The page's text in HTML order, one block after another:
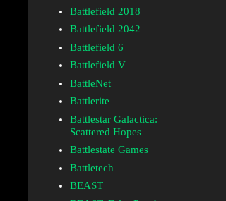
Battlefield 2018
Battlefield 2042
Battlefield 6
Battlefield V
BattleNet
Battlerite
Battlestar Galactica:
Scattered Hopes
Battlestate Games
Battletech
BEAST